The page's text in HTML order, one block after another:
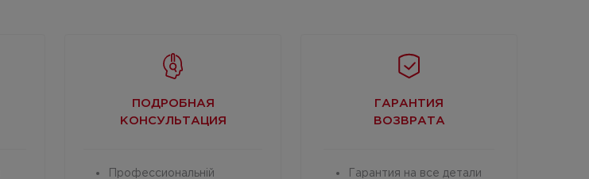
ПОДРОБНАЯ
КОНСУЛЬТАЦИЯ
Профессиональній
ГАРАНТИЯ
ВОЗВРАТА
Гарантия на все детали